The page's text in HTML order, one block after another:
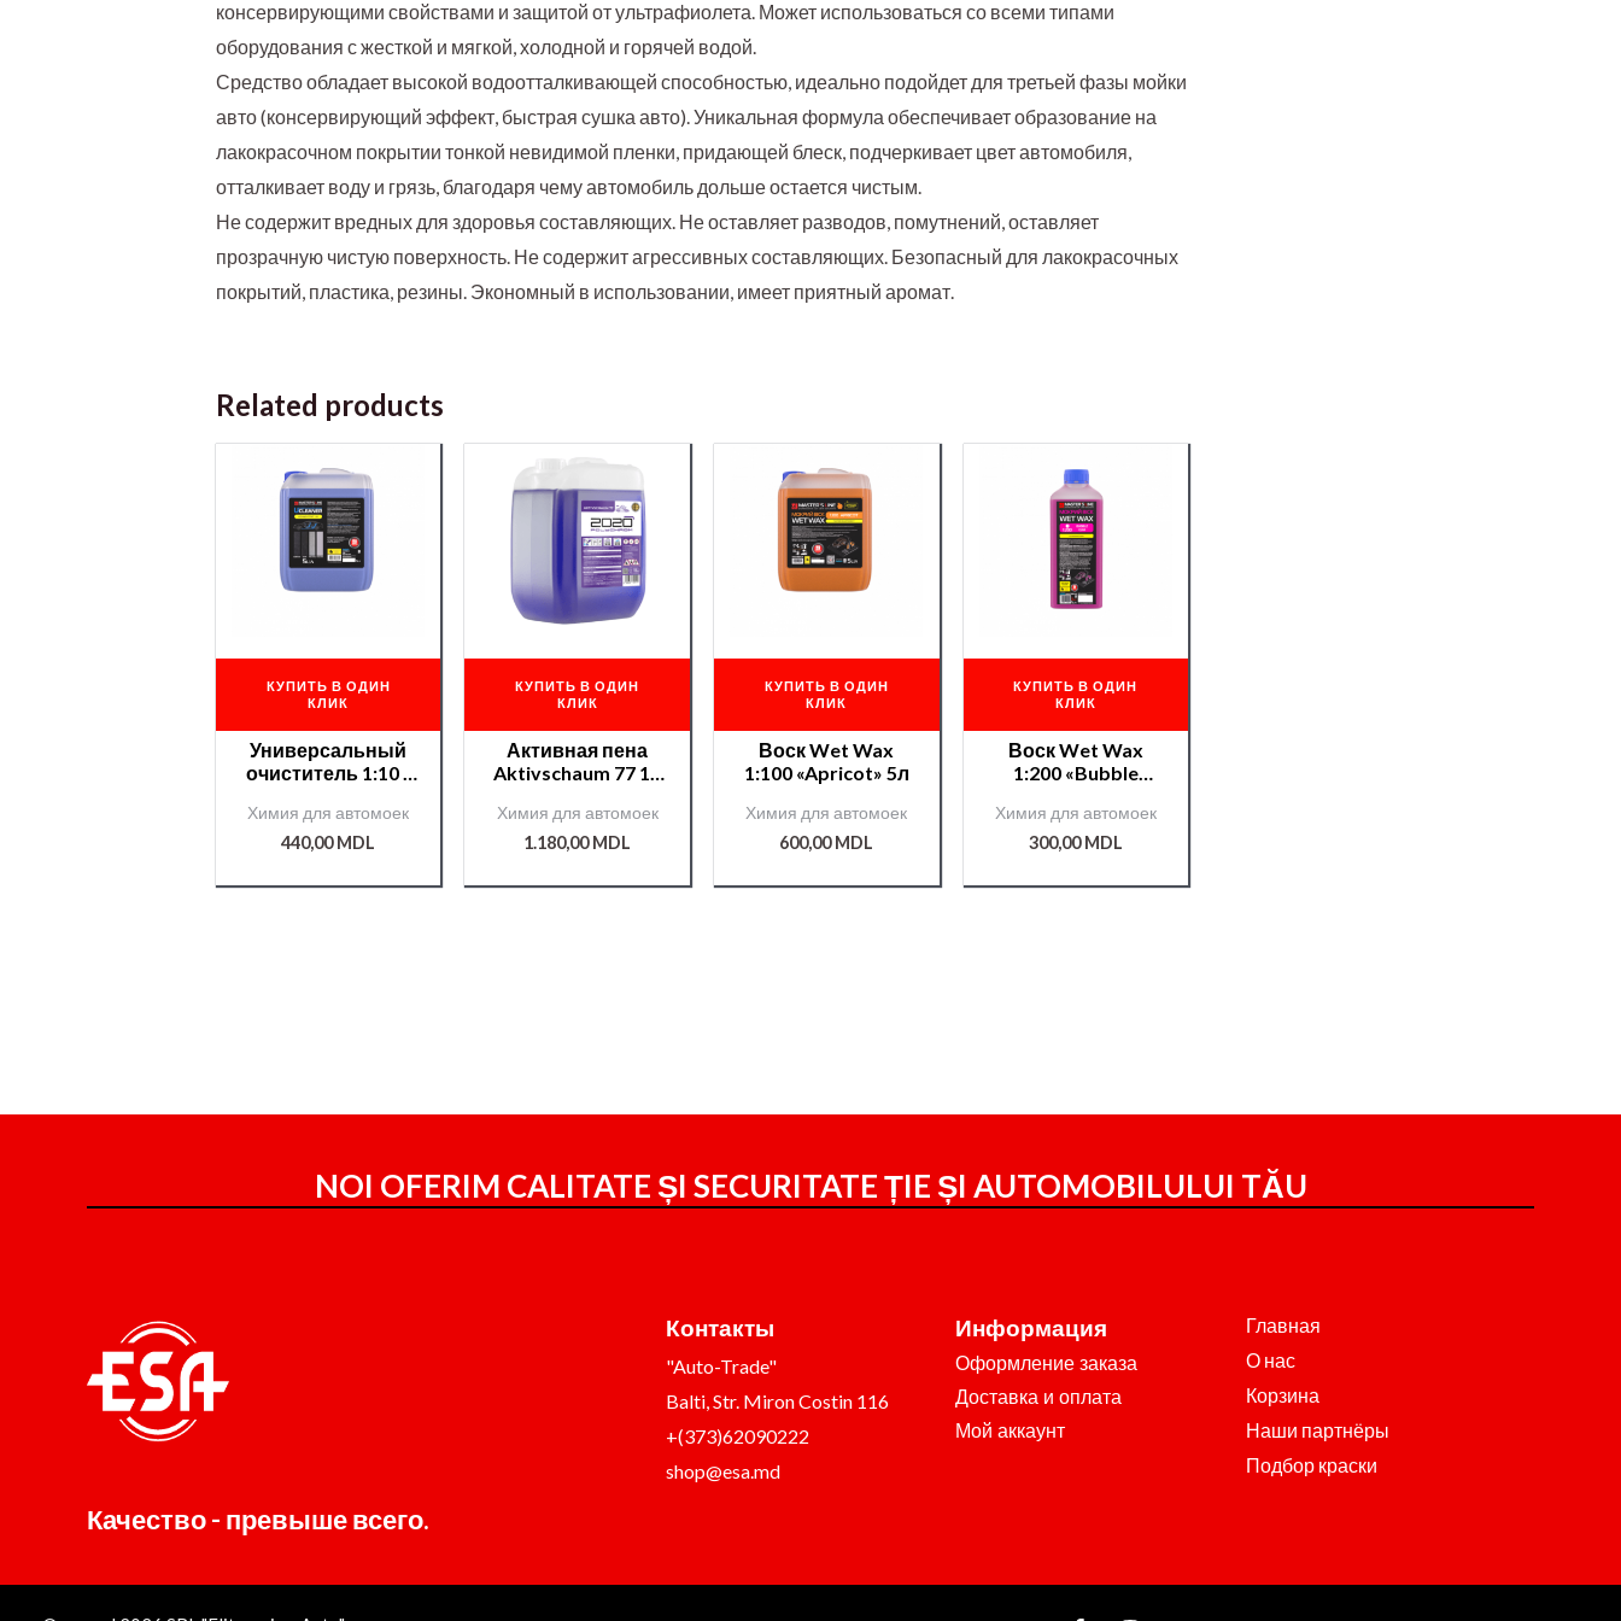
консервирующими свойствами и защитой от ультрафиолета. Может использоваться со всеми типами
оборудования с жесткой и мягкой, холодной и горячей водой.
Средство обладает высокой водоотталкивающей способностью, идеально подойдет для третьей фазы мойки
авто (консервирующий эффект, быстрая сушка авто). Уникальная формула обеспечивает образование на
лакокрасочном покрытии тонкой невидимой пленки, придающей блеск, подчеркивает цвет автомобиля,
отталкивает воду и грязь, благодаря чему автомобиль дольше остается чистым.
Не содержит вредных для здоровья составляющих. Не оставляет разводов, помутнений, оставляет
прозрачную чистую поверхность. Не содержит агрессивных составляющих. Безопасный для лакокрасочных
покрытий, пластика, резины. Экономный в использовании, имеет приятный аромат.
Related products
КУПИТЬ В ОДИН
КЛИК
Универсальный
очиститель 1:10 /
Химия для автомоек
440,00MDL
КУПИТЬ В ОДИН
КЛИК
Активная пена
Aktivschaum 77 11
Химия для автомоек
1.180,00MDL
КУПИТЬ В ОДИН
КЛИК
Воск Wet Wax
1:100 «Apricot» 5л
Химия для автомоек
600,00MDL
КУПИТЬ В ОДИН
КЛИК
Воск Wet Wax
1:200 «Bubble
Химия для автомоек
300,00MDL
NOI OFERIM CALITATE ȘI SECURITATE ȚIE ȘI AUTOMOBILULUI TĂU
Качество - превыше всего.
Контакты
"Auto-Trade"
Balti, Str. Miron Costin 116
+(373)62090222
shop@esa.md
Информация
Оформление заказа
Доставка и оплата
Мой аккаунт
Главная
О нас
Корзина
Наши партнёры
Подбор краски